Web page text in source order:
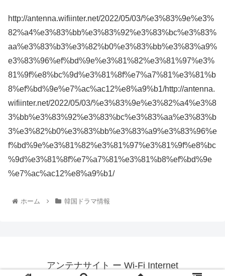
http://antenna.wifiinter.net/2022/05/03/%e3%83%9e%e3%
82%a4%e3%83%bb%e3%83%92%e3%83%bc%e3%83%
aa%e3%83%b3%e3%82%b0%e3%83%bb%e3%83%a9%
e3%83%96%ef%bd%9e%e3%81%82%e3%81%97%e3%
81%9f%e8%bc%9d%e3%81%8f%e7%a7%81%e3%81%b
8%ef%bd%9e%e7%ac%ac12%e8%a9%b1/http://antenna.
wifiinter.net/2022/05/03/%e3%83%9e%e3%82%a4%e3%8
3%bb%e3%83%92%e3%83%bc%e3%83%aa%e3%83%b
3%e3%82%b0%e3%83%bb%e3%83%a9%e3%83%96%e
f%bd%9e%e3%81%82%e3%81%97%e3%81%9f%e8%bc
%9d%e3%81%8f%e7%a7%81%e3%81%b8%ef%bd%9e
%e7%ac%ac12%e8%a9%b1/
ホーム 韓国ドラマ情報
アンテナサイト ー Wi-Fi Internet